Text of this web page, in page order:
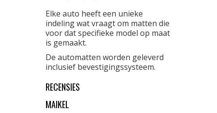
Elke auto heeft een unieke
indeling wat vraagt om matten die
voor dat specifieke model op maat
is gemaakt.
De automatten worden geleverd
inclusief bevestigingssysteem.
RECENSIES
MAIKEL